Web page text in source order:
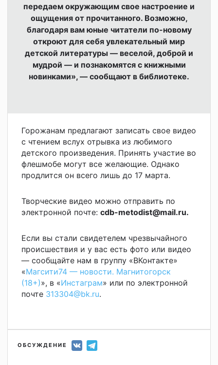
передаем окружающим свое настроение и
ощущения от прочитанного. Возможно,
благодаря вам юные читатели по-новому
откроют для себя увлекательный мир
детской литературы — веселой, доброй и
мудрой — и познакомятся с книжными
новинками», — сообщают в библиотеке.
Горожанам предлагают записать свое видео
с чтением вслух отрывка из любимого
детского произведения. Принять участие во
флешмобе могут все желающие. Однако
продлится он всего лишь до 17 марта.
Творческие видео можно отправить по
электронной почте: cdb-metodist@mail.ru.
Если вы стали свидетелем чрезвычайного
происшествия и у вас есть фото или видео
— сообщайте нам в группу «ВКонтакте»
«Магсити74 — новости. Магнитогорск
(18+)», в «Инстаграм» или по электронной
почте 313304@bk.ru.
ОБСУЖДЕНИЕ